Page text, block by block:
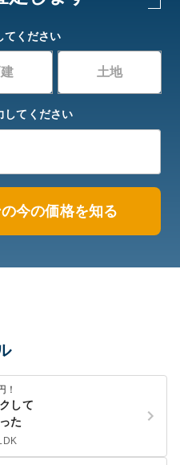
てください
土地
してください
今の価格を知る
！
して
た